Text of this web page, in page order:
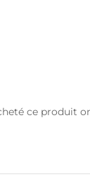
ce produit